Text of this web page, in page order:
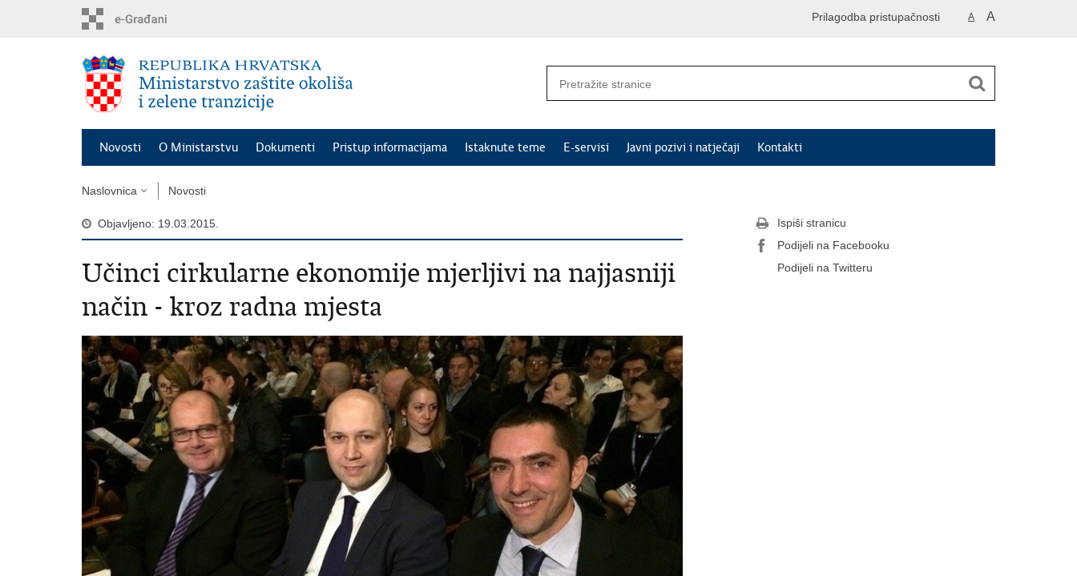
A A
Prilagodba pristupačnosti
Novosti O Ministarstvu Dokumenti Pristup informacijama Istaknute teme E-servisi Javni pozivi i natječaji Kontakti
Naslovnica Novosti
Objavljeno: 19.03.2015.
Učinci cirkularne ekonomije mjerljivi na najjasniji
način - kroz radna mjesta
Ispiši stranicu
Podijeli na Facebooku
Podijeli na Twitteru